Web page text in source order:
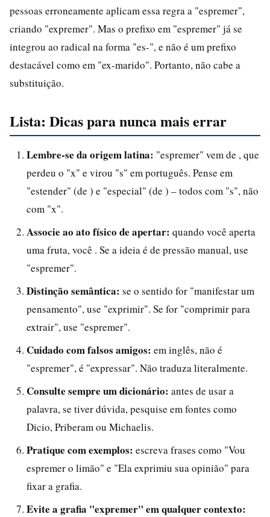
pessoas erroneamente aplicam essa regra a "espremer",
criando "expremer". Mas o prefixo em "espremer" já se
integrou ao radical na forma "es-", e não é um prefixo
destacável como em "ex-marido". Portanto, não cabe a
substituição.
Lista: Dicas para nunca mais errar
Lembre-se da origem latina: "espremer" vem de , que
perdeu o "x" e virou "s" em português. Pense em
"estender" (de ) e "especial" (de ) – todos com "s", não
com "x".
Associe ao ato físico de apertar: quando você aperta
uma fruta, você . Se a ideia é de pressão manual, use
"espremer".
Distinção semântica: se o sentido for "manifestar um
pensamento", use "exprimir". Se for "comprimir para
extrair", use "espremer".
Cuidado com falsos amigos: em inglês, não é
"espremer", é "expressar". Não traduza literalmente.
Consulte sempre um dicionário: antes de usar a
palavra, se tiver dúvida, pesquise em fontes como
Dicio, Priberam ou Michaelis.
Pratique com exemplos: escreva frases como "Vou
espremer o limão" e "Ela exprimiu sua opinião" para
fixar a grafia.
Evite a grafia "expremer" em qualquer contexto: